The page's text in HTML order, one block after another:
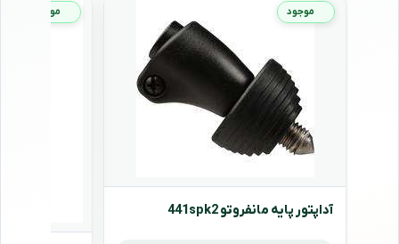
موجود
آداپتور پایه مانفروتو 441spk2
موجود